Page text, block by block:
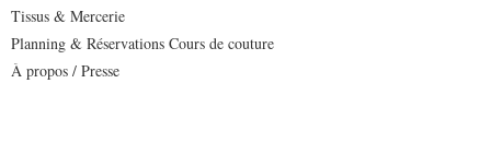
Tissus & Mercerie
Planning & Réservations Cours de couture
À propos / Presse